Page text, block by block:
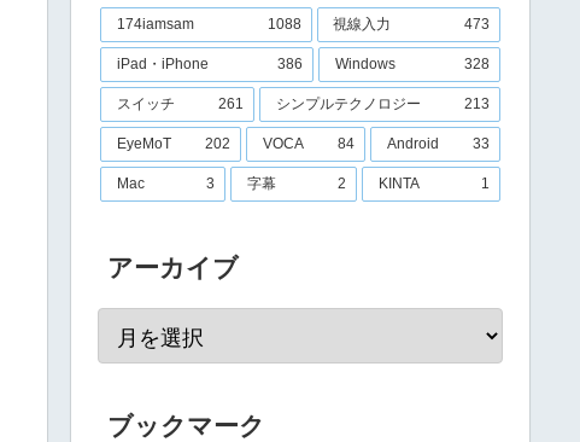
174iamsam 1088 視線入力 473
iPad・iPhone 386 Windows 328
スイッチ 261 シンプルテクノロジー 213
EyeMoT 202 VOCA 84 Android 33
Mac 3 字幕 2 KINTA 1
アーカイブ
ブックマーク